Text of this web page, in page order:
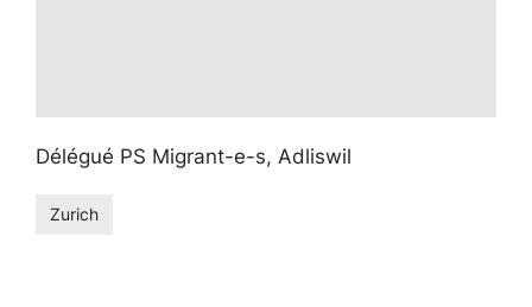
Délégué PS Migrant-e-s, Adliswil
Zurich